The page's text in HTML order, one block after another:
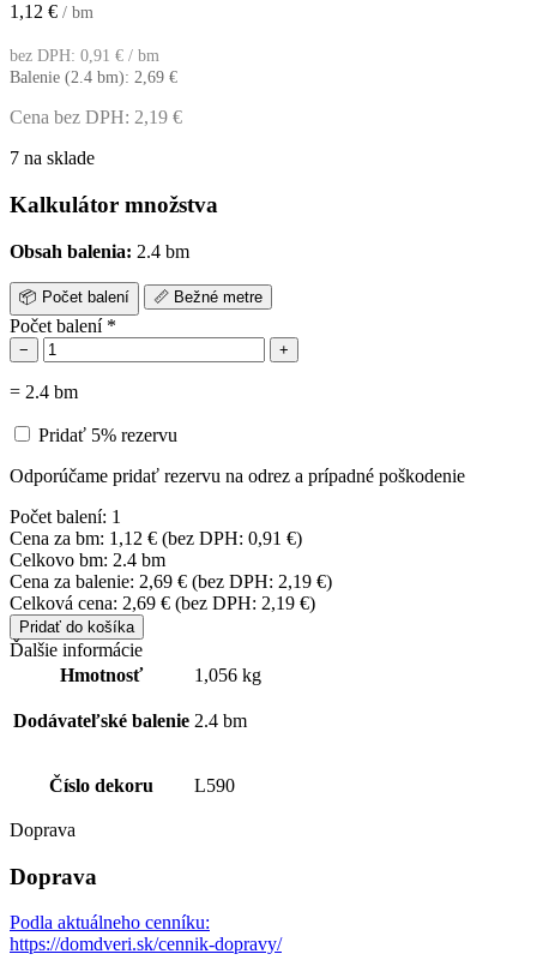
1,12 € / bm
bez DPH: 0,91 € / bm
Balenie (2.4 bm): 2,69 €
Cena bez DPH: 2,19 €
7 na sklade
Kalkulátor množstva
Obsah balenia: 2.4 bm
📦 Počet balení 📏 Bežné metre
Počet balení *
− +
= 2.4 bm
Pridať 5% rezervu
Odporúčame pridať rezervu na odrez a prípadné poškodenie
Počet balení: 1
Cena za bm: 1,12 € (bez DPH: 0,91 €)
Celkovo bm: 2.4 bm
Cena za balenie: 2,69 € (bez DPH: 2,19 €)
Celková cena: 2,69 € (bez DPH: 2,19 €)
Pridať do košíka
Ďalšie informácie
Hmotnosť
1,056 kg
Dodávateľské balenie 2.4 bm
Číslo dekoru L590
Doprava
Doprava
Podla aktuálneho cenníku:
https://domdveri.sk/cennik-dopravy/